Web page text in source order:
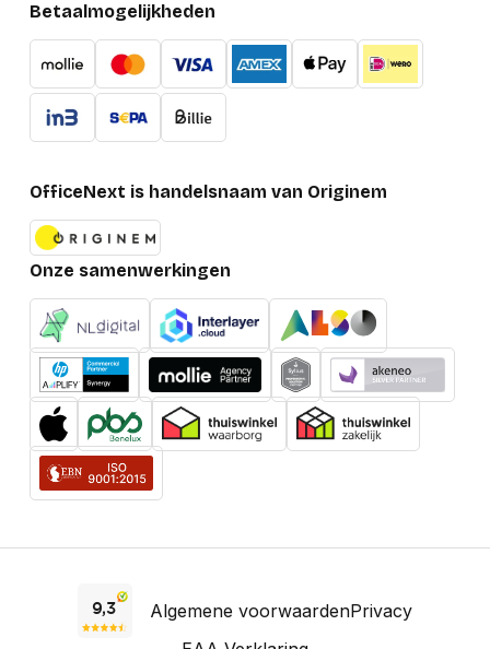
Betaalmogelijkheden
OfficeNext is handelsnaam van Originem
Onze samenwerkingen
Algemene voorwaardenPrivacy